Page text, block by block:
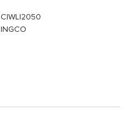
CIWLI2050
INGCO